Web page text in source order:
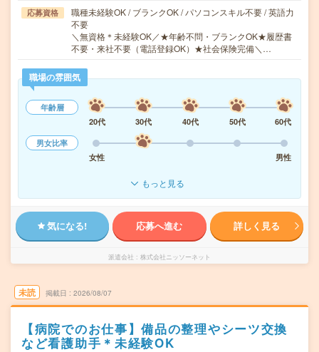
応募資格
職種未経験OK / ブランクOK / パソコンスキル不要 / 英語力
不要
＼無資格＊未経験OK／★年齢不問・ブランクOK★履歴書
不要・来社不要（電話登録OK）★社会保険完備＼…
職場の雰囲気
年齢層
20代
30代 40代 50代
60代
男女比率
女性
男性
もっと見る
気になる! 応募へ進む 詳しく見る
派遣会社 株式会社ニッソーネット
未読 掲載日 2026/08/07
【病院でのお仕事】備品の整理やシーツ交換
など看護助手＊未経験OK